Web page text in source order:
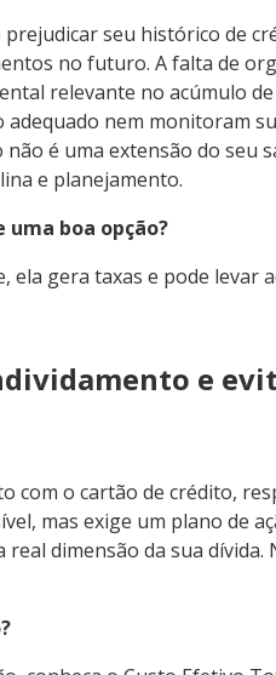
seu histórico de
no futuro. A falta de
relevante no acúmulo de
nem monitoram
é uma extensão do seu
e planejamento.
boa opção?
ela gera taxas e pode levar
e
com o cartão de crédito,
mas exige um plano de
dimensão da sua dívida.